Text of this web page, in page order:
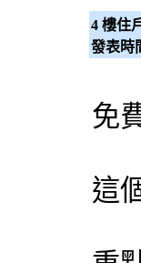
4 樓住
發表時
免
這